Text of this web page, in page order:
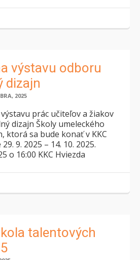
výstavu odboru
dizajn
2025
prác učiteľov a žiakov
dizajn Školy umeleckého
ktorá sa bude konať v KKC
9. 2025 – 14. 10. 2025.​
o 16:00​ KKC Hviezda
talentových